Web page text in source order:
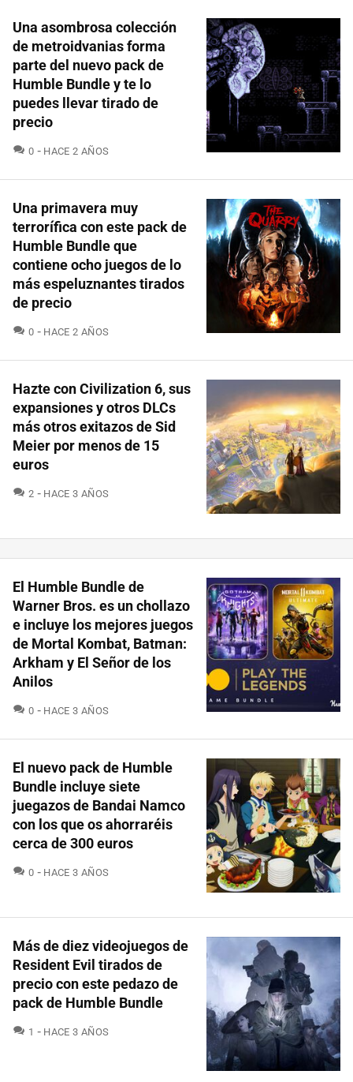
Una asombrosa colección
de metroidvanias forma
parte del nuevo pack de
Humble Bundle y te lo
puedes llevar tirado de
precio
0 COMENTARIOS
HACE 2 AÑOS
Una primavera muy
terrorífica con este pack de
Humble Bundle que
contiene ocho juegos de lo
más espeluznantes tirados
de precio
0 COMENTARIOS
HACE 2 AÑOS
Hazte con Civilization 6, sus
expansiones y otros DLCs
más otros exitazos de Sid
Meier por menos de 15
euros
2 COMENTARIOS
HACE 3 AÑOS
El Humble Bundle de
Warner Bros. es un chollazo
e incluye los mejores juegos
de Mortal Kombat, Batman:
Arkham y El Señor de los
Anilos
0 COMENTARIOS
HACE 3 AÑOS
El nuevo pack de Humble
Bundle incluye siete
juegazos de Bandai Namco
con los que os ahorraréis
cerca de 300 euros
0 COMENTARIOS
HACE 3 AÑOS
Más de diez videojuegos de
Resident Evil tirados de
precio con este pedazo de
pack de Humble Bundle
1 COMENTARIOS
HACE 3 AÑOS